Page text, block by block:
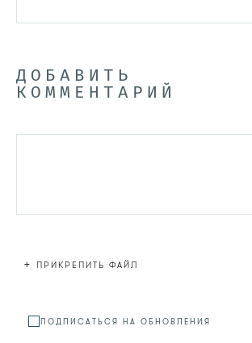
ДОБАВИТЬ
КОММЕНТАРИЙ
+ ПРИКРЕПИТЬ ФАЙЛ
ПОДПИСАТЬСЯ НА ОБНОВЛЕНИЯ